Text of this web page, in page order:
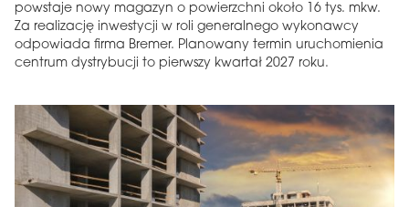
powstaje nowy magazyn o powierzchni około 16 tys. mkw.
Za realizację inwestycji w roli generalnego wykonawcy
odpowiada firma Bremer. Planowany termin uruchomienia
centrum dystrybucji to pierwszy kwartał 2027 roku.